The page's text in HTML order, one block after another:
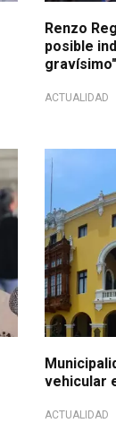
Renzo
posible
gravísimo"
ACTUALIDAD
vehicular
ACTUALIDAD